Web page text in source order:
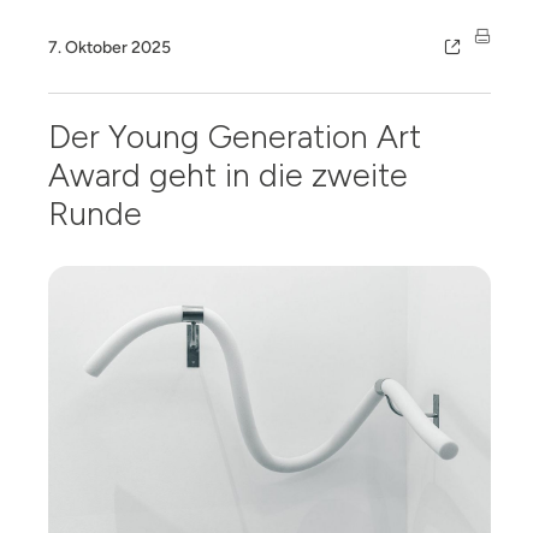
7. Oktober 2025
Der Young Generation Art
Award geht in die zweite
Runde